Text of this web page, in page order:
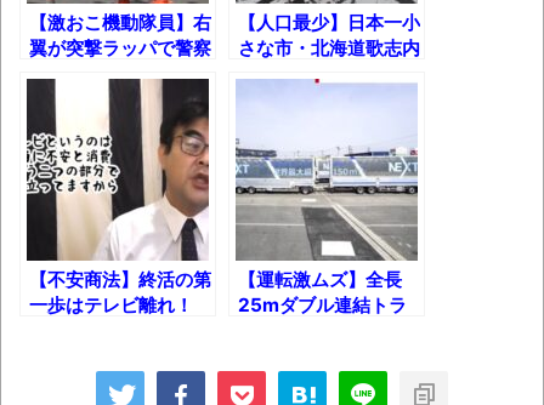
ば自分たちで紹介だ！
時代の流れ
【衝撃】道志村の骨や服、沢の上流から流
されてきた可能性・・・・・・・・・
オーストラリアの男性飛行家 太平洋横断
飛行
【中国】パトカーの前で好演技www当たり
屋やお煽り運転など盛りだくさん
に入院中のオレのオナサポ懇願したら・・・
【激おこ機動隊員】右
翼が突撃ラッパで警察
官を威嚇した結果!!
【人口最少】日本一小
さな市・北海道歌志内
市の現状【元炭鉱都
市】
【不安商法】終活の第
一歩はテレビ離れ！
【運転激ムズ】全長
25mダブル連結トラ
か？